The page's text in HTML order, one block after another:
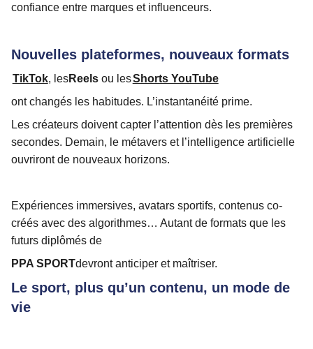
confiance entre marques et influenceurs.
Nouvelles plateformes, nouveaux formats
TikTok, lesReels ou lesShorts YouTube
ont changés les habitudes. L’instantanéité prime.
Les créateurs doivent capter l’attention dès les premières
secondes. Demain, le métavers et l’intelligence artificielle
ouvriront de nouveaux horizons.
Expériences immersives, avatars sportifs, contenus co-
créés avec des algorithmes… Autant de formats que les
futurs diplômés de
PPA SPORTdevront anticiper et maîtriser.
Le sport, plus qu’un contenu, un mode de
vie